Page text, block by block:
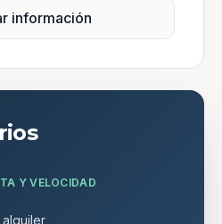
información
Y VELOCIDAD